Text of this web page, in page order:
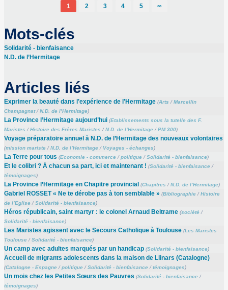
1 2 3 4 5 ∞
Mots-clés
Solidarité - bienfaisance
N.D. de l’Hermitage
Articles liés
Exprimer la beauté dans l’expérience de l’Hermitage (Arts /Marcellin
Champagnat/N.D. de l’Hermitage)
La Province l’Hermitage aujourd’hui (Etablissements sous la tutelle des F.
Maristes /Histoire des Frères Maristes /N.D. de l’Hermitage/PM 300)
Voyage préparatoire annuel à N.D. de l’Hermitage des nouveaux volontaires
(mission mariste/N.D. de l’Hermitage/ Voyages - échanges)
La Terre pour tous (Economie - commerce/politique/Solidarité - bienfaisance)
Et le colibri ? À chacun sa part, ici et maintenant ! (Solidarité - bienfaisance/
témoignages)
La Province l’Hermitage en Chapitre provincial (Chapitres /N.D. de l’Hermitage)
Gabriel ROSSET « Ne te dérobe pas à ton semblable » (Bibliographie/Histoire
de l’Eglise/Solidarité - bienfaisance)
Héros républicain, saint martyr : le colonel Arnaud Beltrame (société/
Solidarité - bienfaisance)
Les Maristes agissent avec le Secours Catholique à Toulouse (Les Maristes
Toulouse/Solidarité - bienfaisance)
Un camp avec adultes marqués par un handicap (Solidarité - bienfaisance)
Accueil de migrants adolescents dans la maison de Llinars (Catalogne)
(Catalogne - Espagne/politique/Solidarité - bienfaisance/témoignages)
Un mois chez les Petites Sœurs des Pauvres (Solidarité - bienfaisance/
témoignages)